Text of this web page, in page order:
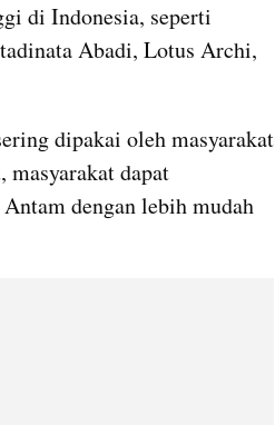
di Indonesia, seperti
Abadi, Lotus Archi,
dipakai oleh masyarakat
masyarakat dapat
dengan lebih mudah